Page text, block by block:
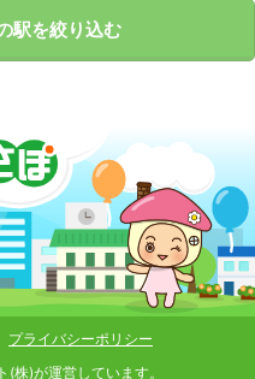
駅を絞り込む
プライバシーポリシー
(株)が運営しています。